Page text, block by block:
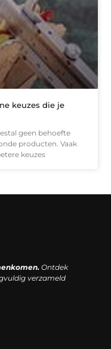
keuzes die je
geen behoefte
producten. Vaak
keuzes
Ontdek
verzameld